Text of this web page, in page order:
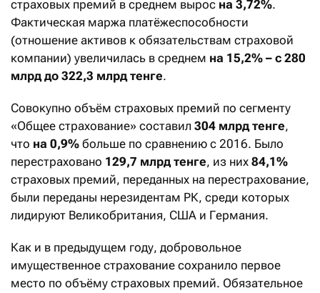
страховых премий в среднем вырос на 3,72%.
Фактическая маржа платёжеспособности
(отношение активов к обязательствам страховой
компании) увеличилась в среднем на 15,2% – с 280
млрд до 322,3 млрд тенге.
Совокупно объём страховых премий по сегменту
«Общее страхование» составил 304 млрд тенге,
что на 0,9% больше по сравнению с 2016. Было
перестраховано 129,7 млрд тенге, из них 84,1%
страховых премий, переданных на перестрахование,
были переданы нерезидентам РК, среди которых
лидируют Великобритания, США и Германия.
Как и в предыдущем году, добровольное
имущественное страхование сохранило первое
место по объёму страховых премий. Обязательное